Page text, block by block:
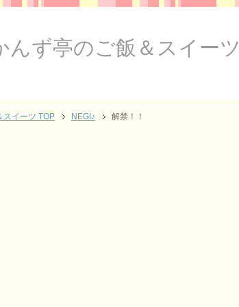
ず亭のご飯＆スイーツ
イーツ TOP NEGI♪ 解禁！！